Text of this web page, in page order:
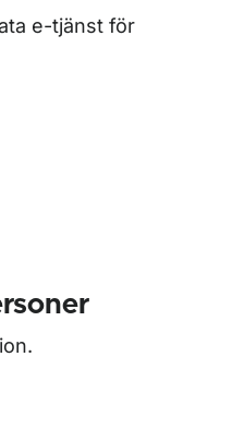
e-tjänst för